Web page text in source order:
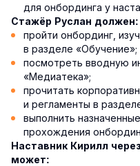
для онбординга у
Стажёр Руслан должен:
пройти онбординг,
в разделе «Обучение»;
посмотреть вводную
«Медиатека»;
прочитать
и регламенты в
выполнить
прохождения
Наставник Кирилл
может: